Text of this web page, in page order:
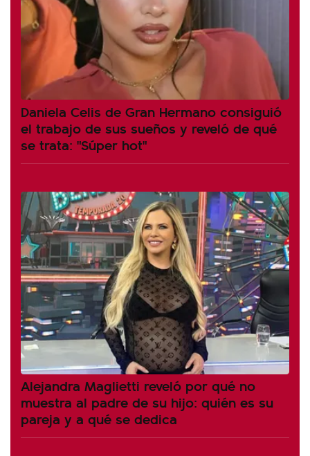
Daniela Celis de Gran Hermano consiguió
el trabajo de sus sueños y reveló de qué
se trata: "Súper hot"
Alejandra Maglietti reveló por qué no
muestra al padre de su hijo: quién es su
pareja y a qué se dedica